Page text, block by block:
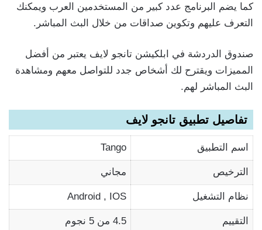
كما يضم البرنامج عدد كبير من المستخدمين العرب ويمكنك
التعرف عليهم وتكوين صداقات من خلال البث المباشر.
صندوق الدردشة في ابلكيشن تانجو لايف يعتبر من أفضل
المميزات ويقترح لك أشخاص جدد للتواصل معهم ومشاهدة
البث المباشر لهم.
تفاصيل تطبيق تانجو لايف
اسم التطبيق Tango
الترخيص مجاني
نظام التشغيل Android , IOS
التقييم 4.5 من 5 نجوم